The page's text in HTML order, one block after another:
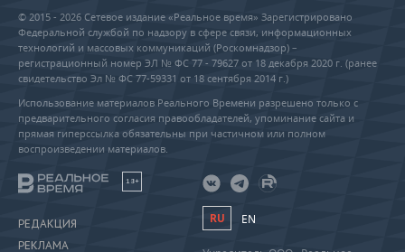
© 2015 - 2026 Сетевое издание «Реальное время» Зарегистрировано
Федеральной службой по надзору в сфере связи, информационных
технологий и массовых коммуникаций (Роскомнадзор) –
регистрационный номер ЭЛ № ФС 77 - 79627 от 18 декабря 2020 г. (ранее
свидетельство Эл № ФС 77-59331 от 18 сентября 2014 г.)
Использование материалов Реального Времени разрешено только с
предварительного согласия правообладателей, упоминание сайта и
прямая гиперссылка обязательны при частичном или полном
воспроизведении материалов.
18+
РЕДАКЦИЯ
РЕКЛАМА
RU EN